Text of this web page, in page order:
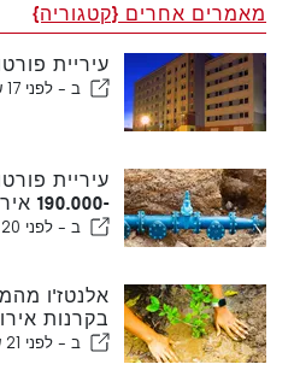
מאמרים אחרים {קטגוריה}
עיריית
ב - לפני 17 שעות
עיריית
-190.000 אירו באספקת מים
ב - לפני 20 שעות
אלנטז'ו
בקרנות
ב - לפני 21 שעות